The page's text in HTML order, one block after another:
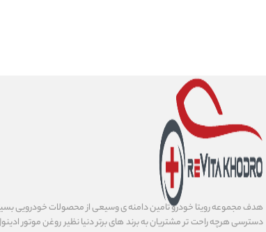
هدف مجموعه رویتا خودرو تامین دامنه ی وسیعی از محصولات خودرویی
دسترسی هرچه راحت تر مشتریان به برند های برتر دنیا نظیر روغن موتور